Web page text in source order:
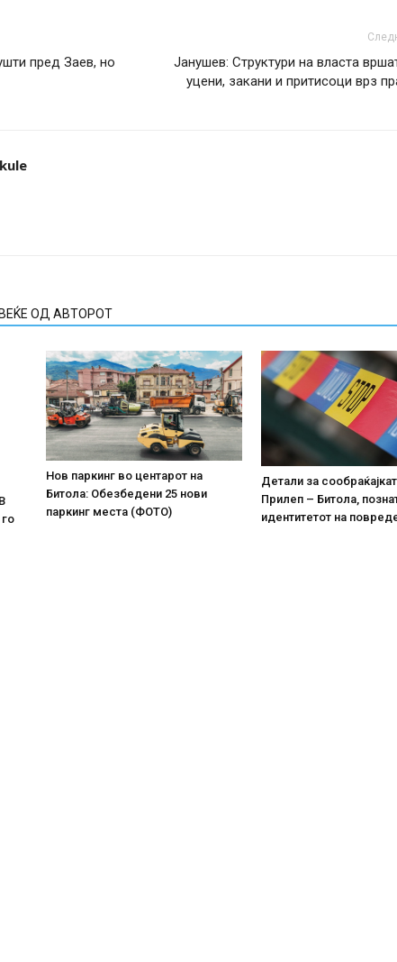
пред Заев, но
Јанушев: Структури на власта
уцени, закани и притисоци врз
ОД АВТОРОТ
Нов паркинг во центарот на
Битола: Обезбедени 25 нови
паркинг места (ФОТО)
Детали за
Прилеп – Битола,
идентитетот на